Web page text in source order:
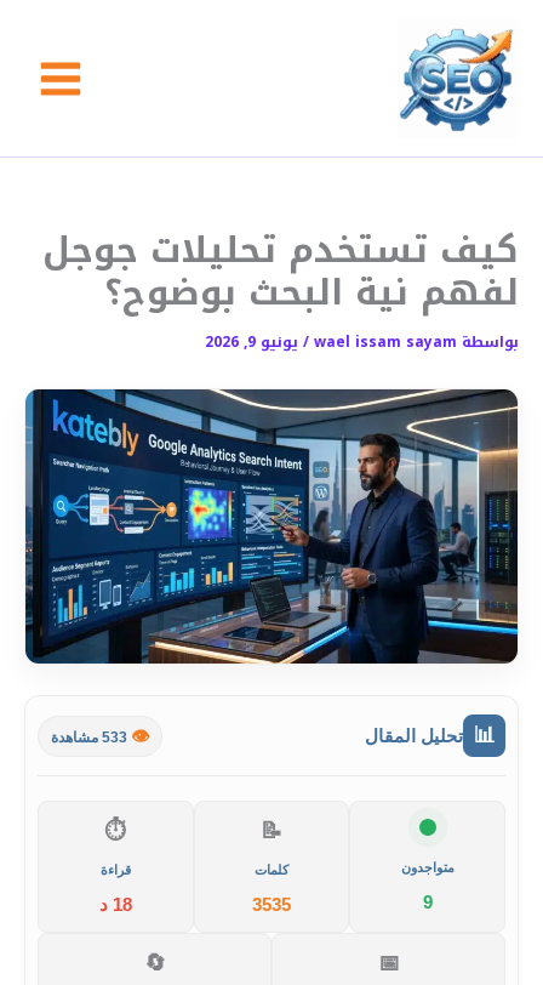
المحتوى
كيف تستخدم تحليلات جوجل
لفهم نية البحث بوضوح؟
بواسطة wael issam sayam
/ يونيو 9, 2026
📊 تحليل المقال 👁️
متواجدون
9
📝
كلمات
3535
⏱️
قراءة
18 د
📅
🔄